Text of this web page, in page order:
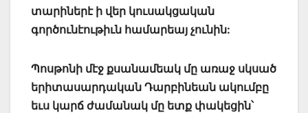
տարիներէ ի վեր կուսակցական
գործունէութիւն համարեայ չունին:
Պոսթոնի մէջ քսանամեակ մը առաջ սկսած
երիտասարդական Դարբինեան ակումբը
եւս կարճ ժամանակ մը ետք փակեցին՝